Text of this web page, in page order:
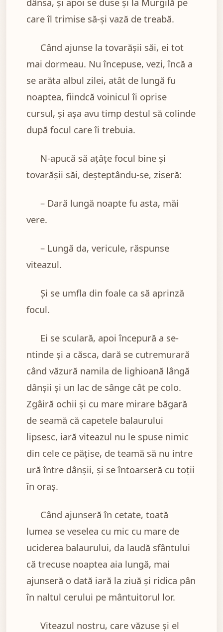
care îl trimise să-şi vază de treabă.
Când ajunse la tovarăşii săi, ei tot
mai dormeau. Nu începuse, vezi, încă a
se arăta albul zilei, atât de lungă fu
noaptea, fiindcă voinicul îi oprise
cursul, şi aşa avu timp destul să colinde
după focul care îi trebuia.
N-apucă să aţâţe focul bine şi
tovarăşii săi, deşteptându-se, ziseră:
– Dară lungă noapte fu asta, măi
vere.
– Lungă da, vericule, răspunse
viteazul.
Şi se umfla din foale ca să aprinză
focul.
Ei se sculară, apoi începură a se-
ntinde şi a căsca, dară se cutremurară
când văzură namila de lighioană lângă
dânşii şi un lac de sânge cât pe colo.
Zgâiră ochii şi cu mare mirare băgară
de seamă că capetele balaurului
lipsesc, iară viteazul nu le spuse nimic
din cele ce păţise, de teamă să nu intre
ură între dânşii, şi se întoarseră cu toţii
în oraş.
Când ajunseră în cetate, toată
lumea se veselea cu mic cu mare de
uciderea balaurului, da laudă sfântului
că trecuse noaptea aia lungă, mai
ajunseră o dată iară la ziuă şi ridica pân
în naltul cerului pe mântuitorul lor.
Viteazul nostru, care văzuse şi el